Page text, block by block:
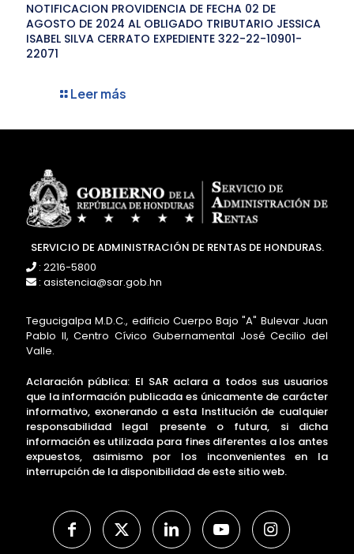
NOTIFICACION PROVIDENCIA DE FECHA 02 DE
AGOSTO DE 2024 AL OBLIGADO TRIBUTARIO JESSICA
ISABEL SILVA CERRATO EXPEDIENTE 322-22-10901-
22071
Leer más
SERVICIO DE ADMINISTRACIÓN DE RENTAS DE HONDURAS.
: 2216-5800
: asistencia@sar.gob.hn
Tegucigalpa M.D.C., edificio Cuerpo Bajo "A" Bulevar Juan
Pablo II, Centro Cívico Gubernamental José Cecilio del
Valle.
Aclaración pública: El SAR aclara a todos sus usuarios
que la información publicada es únicamente de carácter
informativo, exonerando a esta Institución de cualquier
responsabilidad legal presente o futura, si dicha
información es utilizada para fines diferentes a los antes
expuestos, asimismo por los inconvenientes en la
interrupción de la disponibilidad de este sitio web.